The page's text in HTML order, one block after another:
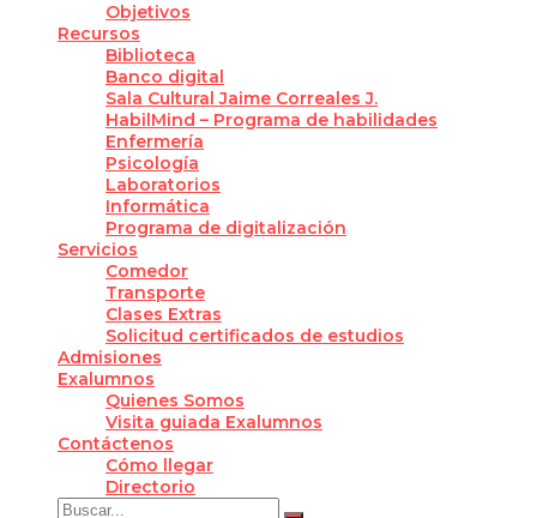
Objetivos
Recursos
Biblioteca
Banco digital
Sala Cultural Jaime Correales J.
HabilMind – Programa de habilidades
Enfermería
Psicología
Laboratorios
Informática
Programa de digitalización
Servicios
Comedor
Transporte
Clases Extras
Solicitud certificados de estudios
Admisiones
Exalumnos
Quienes Somos
Visita guiada Exalumnos
Contáctenos
Cómo llegar
Directorio